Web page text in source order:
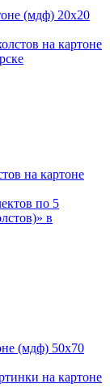
(мдф) 20x20
на картоне
(мдф) 50x70